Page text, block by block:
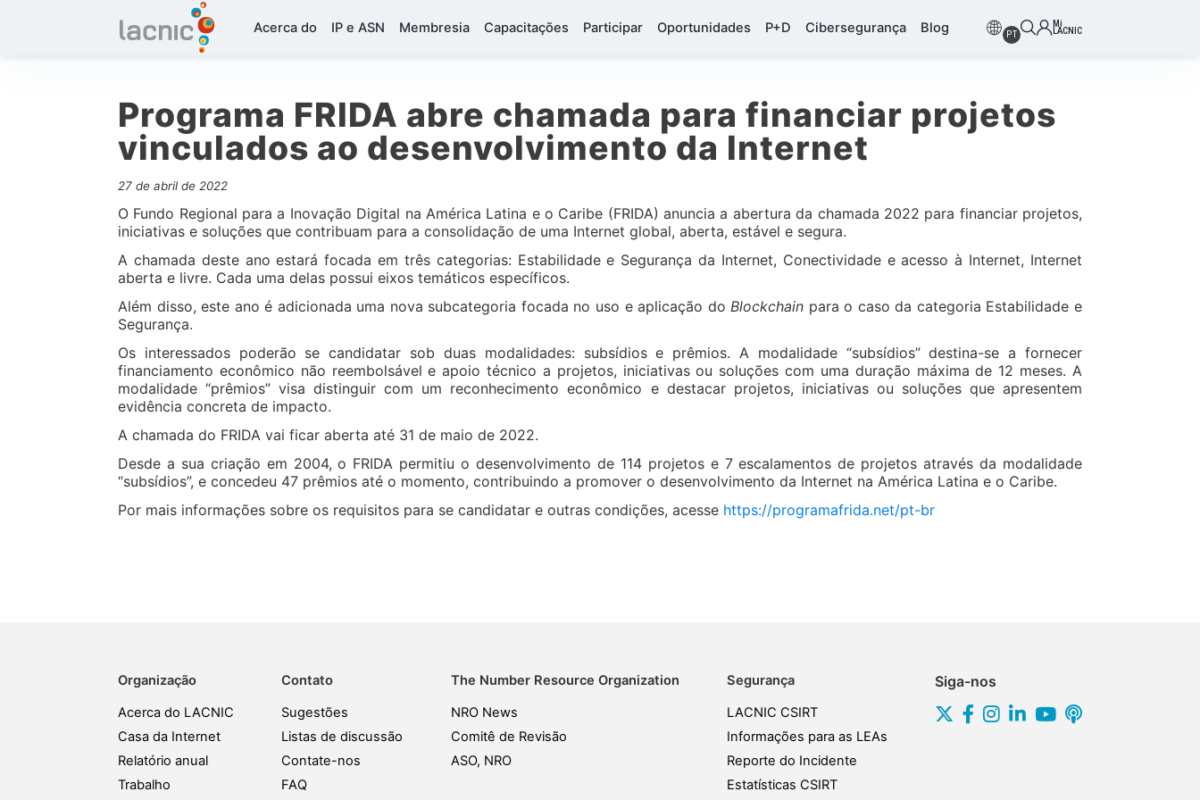
Acerca do IP e ASN Membresia Capacitações Participar Oportunidades P+D Cibersegurança Blog PT
Mi
LACNIC
Programa FRIDA abre chamada para financiar projetos
vinculados ao desenvolvimento da Internet
27 de abril de 2022
O Fundo Regional para a Inovação Digital na América Latina e o Caribe (FRIDA) anuncia a abertura da chamada 2022 para financiar projetos,
iniciativas e soluções que contribuam para a consolidação de uma Internet global, aberta, estável e segura.
A chamada deste ano estará focada em três categorias: Estabilidade e Segurança da Internet, Conectividade e acesso à Internet, Internet
aberta e livre. Cada uma delas possui eixos temáticos específicos.
Além disso, este ano é adicionada uma nova subcategoria focada no uso e aplicação doBlockchain para o caso da categoria Estabilidade e
Segurança.
Os interessados poderão se candidatar sob duas modalidades: subsídios e prêmios. A modalidade “subsídios” destina-se a fornecer
financiamento econômico não reembolsável e apoio técnico a projetos, iniciativas ou soluções com uma duração máxima de 12 meses. A
modalidade “prêmios” visa distinguir com um reconhecimento econômico e destacar projetos, iniciativas ou soluções que apresentem
evidência concreta de impacto.
A chamada do FRIDA vai ficar aberta até 31 de maio de 2022.
Desde a sua criação em 2004, o FRIDA permitiu o desenvolvimento de 114 projetos e 7 escalamentos de projetos através da modalidade
“subsídios”, e concedeu 47 prêmios até o momento, contribuindo a promover o desenvolvimento da Internet na América Latina e o Caribe.
Por mais informações sobre os requisitos para se candidatar e outras condições, acesse https://programafrida.net/pt-br
Organização
Acerca do LACNIC
Casa da Internet
Relatório anual
Trabalho
Contato
Sugestões
Listas de discussão
Contate-nos
FAQ
The Number Resource Organization
NRO News
Comitê de Revisão
ASO, NRO
Segurança
LACNIC CSIRT
Informações para as LEAs
Reporte do Incidente
Estatísticas CSIRT
Siga-nos